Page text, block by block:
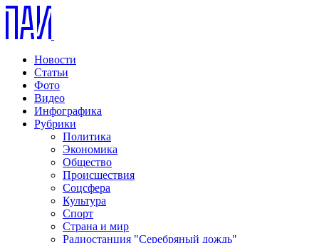
Новости
Статьи
Фото
Видео
Инфографика
Рубрики
Политика
Экономика
Общество
Происшествия
Соцсфера
Культура
Спорт
Страна и мир
Радиостанция "Серебряный дождь"